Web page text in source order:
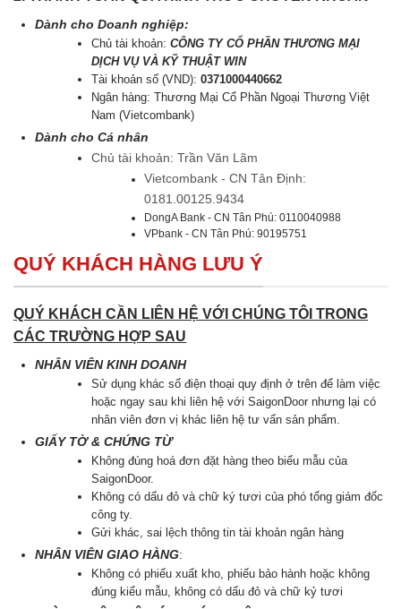
Dành cho Doanh nghiệp:
Chủ tài khoản:CÔNG TY CỔ PHẦN THƯƠNG MẠI
DỊCH VỤ VÀ KỸ THUẬT WIN
Tài khoản số (VND):0371000440662
Ngân hàng: Thương Mại Cổ Phần Ngoại Thương Việt
Nam (Vietcombank)
Dành cho Cá nhân
Chủ tài khoản: Trần Văn Lãm
Vietcombank - CN Tân Định:
0181.00125.9434
DongA Bank - CN Tân Phú: 0110040988
VPbank - CN Tân Phú: 90195751
QUÝ KHÁCH HÀNG LƯU Ý
QUÝ KHÁCH CẦN LIÊN HỆ VỚI CHÚNG TÔI TRONG
CÁC TRƯỜNG HỢP SAU
NHÂN VIÊN KINH DOANH
Sử dụng khác số điện thoại quy định ở trên để làm việc
hoặc ngay sau khi liên hệ với SaigonDoor nhưng lại có
nhân viên đơn vị khác liên hệ tư vấn sản phẩm.
GIẤY TỜ & CHỨNG TỪ
Không đúng hoá đơn đặt hàng theo biểu mẫu của
SaigonDoor.
Không có dấu đỏ và chữ ký tươi của phó tổng giám đốc
công ty.
Gửi khác, sai lệch thông tin tài khoản ngân hàng
NHÂN VIÊN GIAO HÀNG:
Không có phiếu xuất kho, phiếu bảo hành hoặc không
đúng kiểu mẫu, không có dấu đỏ và chữ kỷ tươi